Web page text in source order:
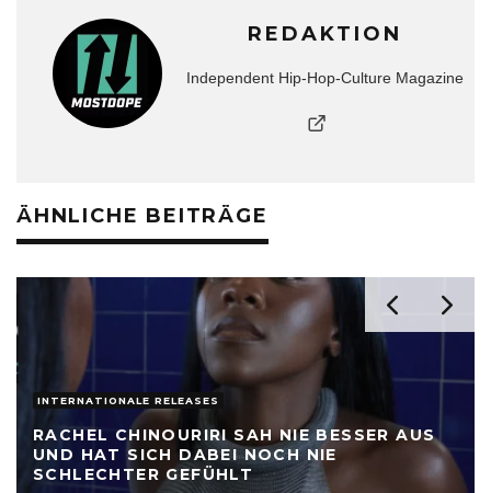
REDAKTION
Independent Hip-Hop-Culture Magazine
ÄHNLICHE BEITRÄGE
INTERNATIONALE RELEASES
RACHEL CHINOURIRI SAH NIE BESSER AUS
UND HAT SICH DABEI NOCH NIE
SCHLECHTER GEFÜHLT